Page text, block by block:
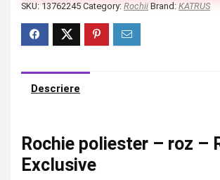
SKU: 13762245 Category: Rochii Brand: KATRUS
Descriere
Rochie poliester – roz –
Exclusive